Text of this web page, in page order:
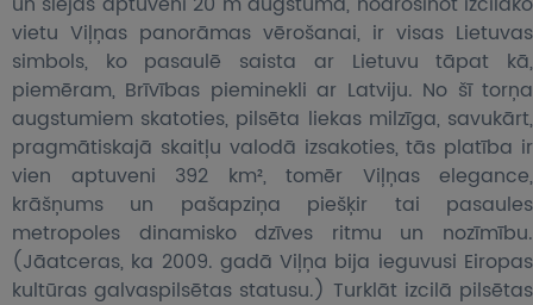
vietu Viļņas panorāmas vērošanai, ir visas Lietuvas
simbols, ko pasaulē saista ar Lietuvu tāpat kā,
piemēram, Brīvības pieminekli ar Latviju. No šī torņa
augstumiem skatoties, pilsēta liekas milzīga, savukārt,
pragmātiskajā skaitļu valodā izsakoties, tās platība ir
vien aptuveni 392 km², tomēr Viļņas elegance,
krāšņums un pašapziņa piešķir tai pasaules
metropoles dinamisko dzīves ritmu un nozīmību.
(Jāatceras, ka 2009. gadā Viļņa bija ieguvusi Eiropas
kultūras galvaspilsētas statusu.) Turklāt izcilā pilsētas